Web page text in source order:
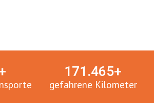
gefahrene Kilometer
171.465+